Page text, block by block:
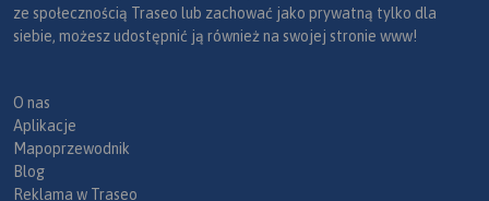
ze społecznością Traseo lub zachować jako prywatną tylko dla
siebie, możesz udostępnić ją również na swojej stronie www!
O nas
Aplikacje
Mapoprzewodnik
Blog
Reklama w Traseo